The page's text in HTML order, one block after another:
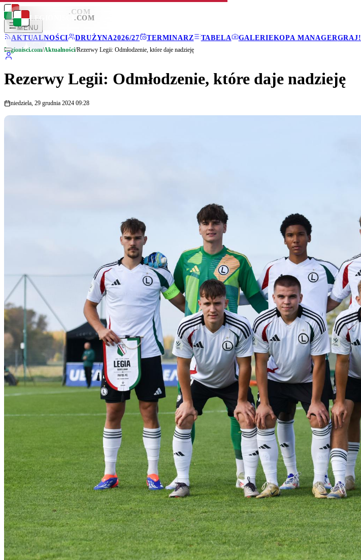
LEGIONISCI .COM
MENU
AKTUALNOŚCI
DRUŻYNA2026/27 TERMINARZ TABELA GALERIEKOPA MANAGERGRAJ!
LEGIONISCI .COM
Legionisci.com/Aktualności/Rezerwy Legii: Odmłodzenie, które daje nadzieję
Rezerwy Legii: Odmłodzenie, które daje nadzieję
niedziela, 29 grudnia 2024 09:28